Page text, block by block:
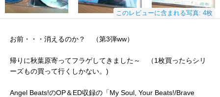
このレビューに含まれる写真: 4枚
お前・・・消えるのか？ （第3弾ww）
帰りに秋葉原寄ってフラゲしてきました～ （1枚買ったらシリ
ーズもの買って行くしかない。)
Angel Beats!のOP＆ED収録の「My Soul, Your Beats!/Brave